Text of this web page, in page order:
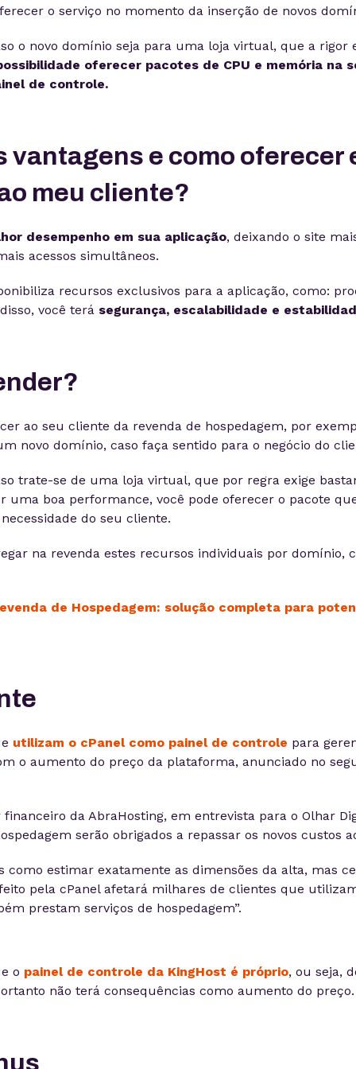
o serviço no momento da inserção de novos
o novo domínio seja para uma loja virtual, que a rigor
oferecer pacotes de CPU e memória na
de controle.
vantagens e como oferecer
meu cliente?
desempenho em sua aplicação, deixando o site
acessos simultâneos.
recursos exclusivos para a aplicação, como:
você terá segurança, escalabilidade e
ao seu cliente da revenda de hospedagem, por
novo domínio, caso faça sentido para o negócio do
trate-se de uma loja virtual, que por regra exige
uma boa performance, você pode oferecer o pacote
do seu cliente.
na revenda estes recursos individuais por domínio,
de Hospedagem: solução completa para
utilizam o cPanel como painel de controle para
o aumento do preço da plataforma, anunciado no
da AbraHosting, em entrevista para o Olhar
serão obrigados a repassar os novos custos
como estimar exatamente as dimensões da alta, mas
pela cPanel afetará milhares de clientes que
prestam serviços de hospedagem”.
o painel de controle da KingHost é próprio, ou seja,
não terá consequências como aumento do preço.